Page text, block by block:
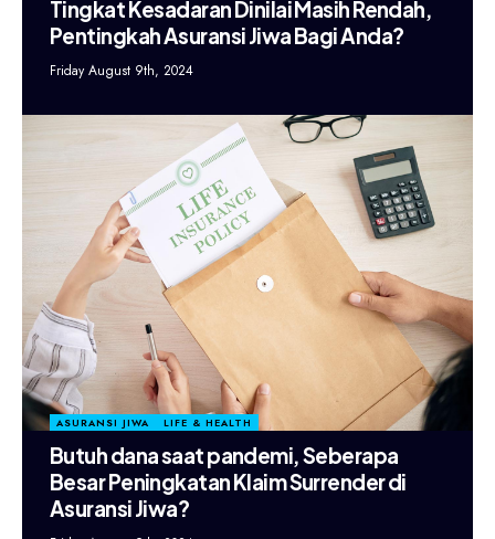
Tingkat Kesadaran Dinilai Masih Rendah,
Pentingkah Asuransi Jiwa Bagi Anda?
Friday August 9th, 2024
ASURANSI JIWA LIFE & HEALTH
Butuh dana saat pandemi, Seberapa
Besar Peningkatan Klaim Surrender di
Asuransi Jiwa?